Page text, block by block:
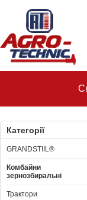
Категорії
GRANDSTIIL®
Комбайни
зернозбиральні
Трактори